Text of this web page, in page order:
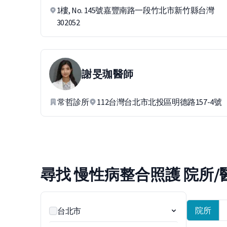
1樓, No. 145號嘉豐南路一段竹北市新竹縣台灣
302052
謝旻珈醫師
常哲診所 112台灣台北市北投區明德路157-4號
尋找 慢性病整合照護 院所/
台北市 院所